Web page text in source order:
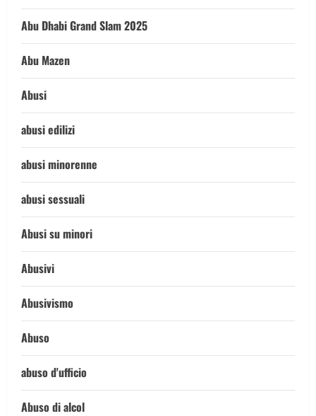
Abu Dhabi Grand Slam 2025
Abu Mazen
Abusi
abusi edilizi
abusi minorenne
abusi sessuali
Abusi su minori
Abusivi
Abusivismo
Abuso
abuso d'ufficio
Abuso di alcol